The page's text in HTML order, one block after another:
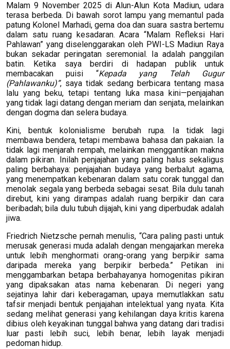
Malam 9 November 2025 di Alun-Alun Kota Madiun, udara
terasa berbeda. Di bawah sorot lampu yang memantul pada
patung Kolonel Marhadi, gema doa dan suara sastra bertemu
dalam satu ruang kesadaran. Acara “Malam Refleksi Hari
Pahlawan” yang diselenggarakan oleh PWI-LS Madiun Raya
bukan sekadar peringatan seremonial. Ia adalah panggilan
batin. Ketika saya berdiri di hadapan publik untuk
membacakan puisi “Kepada yang Telah Gugur
(Pahlawanku)”, saya tidak sedang berbicara tentang masa
lalu yang beku, tetapi tentang luka masa kini—penjajahan
yang tidak lagi datang dengan meriam dan senjata, melainkan
dengan dogma dan selera budaya.
Kini, bentuk kolonialisme berubah rupa. Ia tidak lagi
membawa bendera, tetapi membawa bahasa dan pakaian. Ia
tidak lagi menjarah rempah, melainkan menggantikan makna
dalam pikiran. Inilah penjajahan yang paling halus sekaligus
paling berbahaya: penjajahan budaya yang berbalut agama,
yang menempatkan kebenaran dalam satu corak tunggal dan
menolak segala yang berbeda sebagai sesat. Bila dulu tanah
direbut, kini yang dirampas adalah ruang berpikir dan cara
beribadah; bila dulu tubuh dijajah, kini yang diperbudak adalah
jiwa.
Friedrich Nietzsche pernah menulis, “Cara paling pasti untuk
merusak generasi muda adalah dengan mengajarkan mereka
untuk lebih menghormati orang-orang yang berpikir sama
daripada mereka yang berpikir berbeda.” Petikan ini
menggambarkan betapa berbahayanya homogenitas pikiran
yang dipaksakan atas nama kebenaran. Di negeri yang
sejatinya lahir dari keberagaman, upaya memutlakkan satu
tafsir menjadi bentuk penjajahan intelektual yang nyata. Kita
sedang melihat generasi yang kehilangan daya kritis karena
dibius oleh keyakinan tunggal bahwa yang datang dari tradisi
luar pasti lebih suci, lebih benar, lebih layak menjadi
pedoman hidup.